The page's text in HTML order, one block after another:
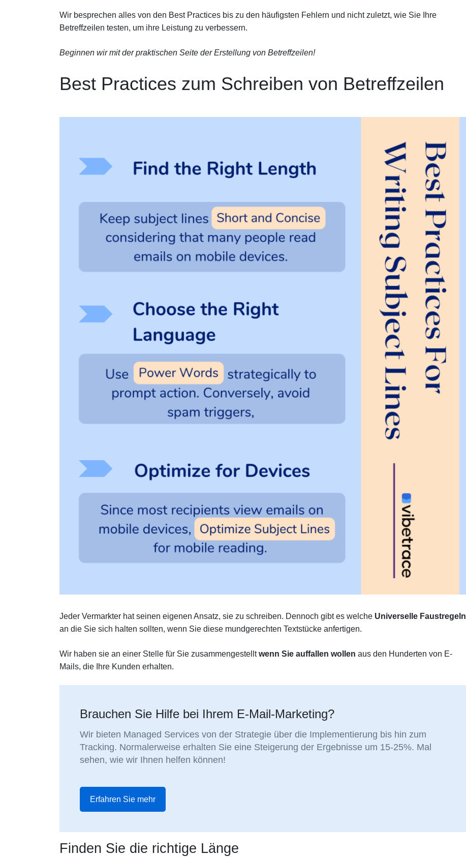
Wir besprechen alles von den Best Practices bis zu den häufigsten Fehlern und nicht zuletzt, wie Sie Ihre
Betreffzeilen testen, um ihre Leistung zu verbessern.
Beginnen wir mit der praktischen Seite der Erstellung von Betreffzeilen!
Best Practices zum Schreiben von Betreffzeilen
Jeder Vermarkter hat seinen eigenen Ansatz, sie zu schreiben. Dennoch gibt es welche Universelle Faustregeln
an die Sie sich halten sollten, wenn Sie diese mundgerechten Textstücke anfertigen.
Wir haben sie an einer Stelle für Sie zusammengestelltwenn Sie auffallen wollen aus den Hunderten von E-
Mails, die Ihre Kunden erhalten.
Brauchen Sie Hilfe bei Ihrem E-Mail-Marketing?
Wir bieten Managed Services von der Strategie über die Implementierung bis hin zum
Tracking. Normalerweise erhalten Sie eine Steigerung der Ergebnisse um 15-25%. Mal
sehen, wie wir Ihnen helfen können!
Erfahren Sie mehr
Finden Sie die richtige Länge